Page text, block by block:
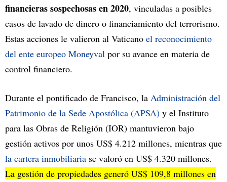
financieras sospechosas en 2020, vinculadas a posibles
casos de lavado de dinero o financiamiento del terrorismo.
Estas acciones le valieron al Vaticano el reconocimiento
del ente europeo Moneyval por su avance en materia de
control financiero.
Durante el pontificado de Francisco, la Administración del
Patrimonio de la Sede Apostólica (APSA) y el Instituto
para las Obras de Religión (IOR) mantuvieron bajo
gestión activos por unos US$ 4.212 millones, mientras que
la cartera inmobiliaria se valoró en US$ 4.320 millones.
La gestión de propiedades generó US$ 109,8 millones en